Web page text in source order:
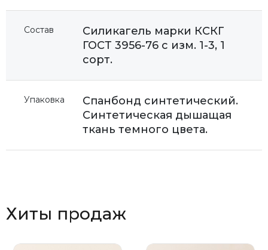
Состав
Силикагель марки КСКГ
ГОСТ 3956-76 с изм. 1-3, 1
сорт.
Упаковка
Спанбонд синтетический.
Синтетическая дышащая
ткань темного цвета.
Хиты продаж